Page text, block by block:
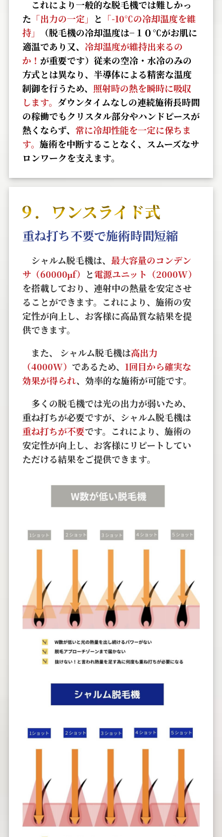
これにより⼀般的な脱⽑機では難しかっ
た 「出⼒の⼀定」 と 「-10℃の冷却温度を維
持」
（脱⽑機の冷却温度は−１０℃がお肌に
適温であり⼜、 冷却温度が維持出来るの
か！ が重要です）従来の空冷・⽔冷のみの
⽅式とは異なり、半導体による精密な温度
制御を⾏うため、 照射時の熱を瞬時に吸収
します。 ダウンタイムなしの連続施術⻑時間
の稼働でもクリスタル部分やハンドピースが
熱くならず、 常に冷却性能を⼀定に保ちま
す。 施術を中断することなく、スムーズなサ
ロンワークを⽀えます。
９．ワンスライド式
重ね打ち不要で施術時間短縮
シャルム脱毛機は、 最大容量のコンデン
サ（60000μf） と電源ユニット（2000W）
を搭載しており、連射中の熱量を安定させ
ることができます。これにより、施術の安
定性が向上し、お客様に高品質な結果を提
供できます。
また、 シャルム脱毛機は高出力
（4000W） であるため、 1回目から確実な
効果が得られ、効率的な施術が可能です。
多くの脱毛機では光の出力が弱いため、
重ね打ちが必要ですが、シャルム脱毛機は
重ね打ちが不要です。これにより、施術の
安定性が向上し、お客様にリピートしてい
ただける結果をご提供できます。